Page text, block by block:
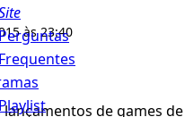
Frequentes
às 23:40